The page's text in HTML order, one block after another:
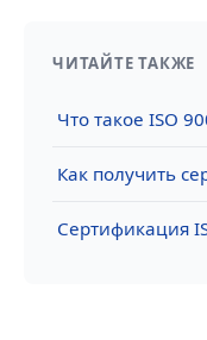
ЧИТАЙТЕ ТАКЖЕ
Что такое ISO
Как получить
Сертификация